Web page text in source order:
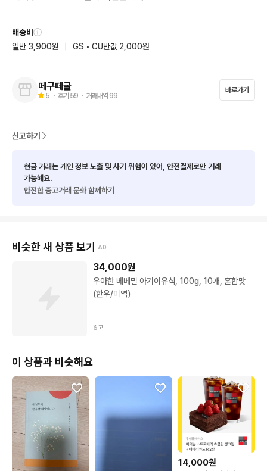
배송비
일반 3,900원
GS • CU반값 2,000원
떼구떼굴
5 ・ 후기 59 ・ 거래내역 99
바로가기
신고하기
현금 거래는 개인 정보 노출 및 사기 위험이 있어, 안전결제로만 거래
가능해요.
안전한 중고거래 문화 함께하기
비슷한 새 상품 보기 AD
34,000원
우아한 베베밀 아기이유식, 100g, 10개, 혼합맛
(한우/미역)
광고
이 상품과 비슷해요
14,000원